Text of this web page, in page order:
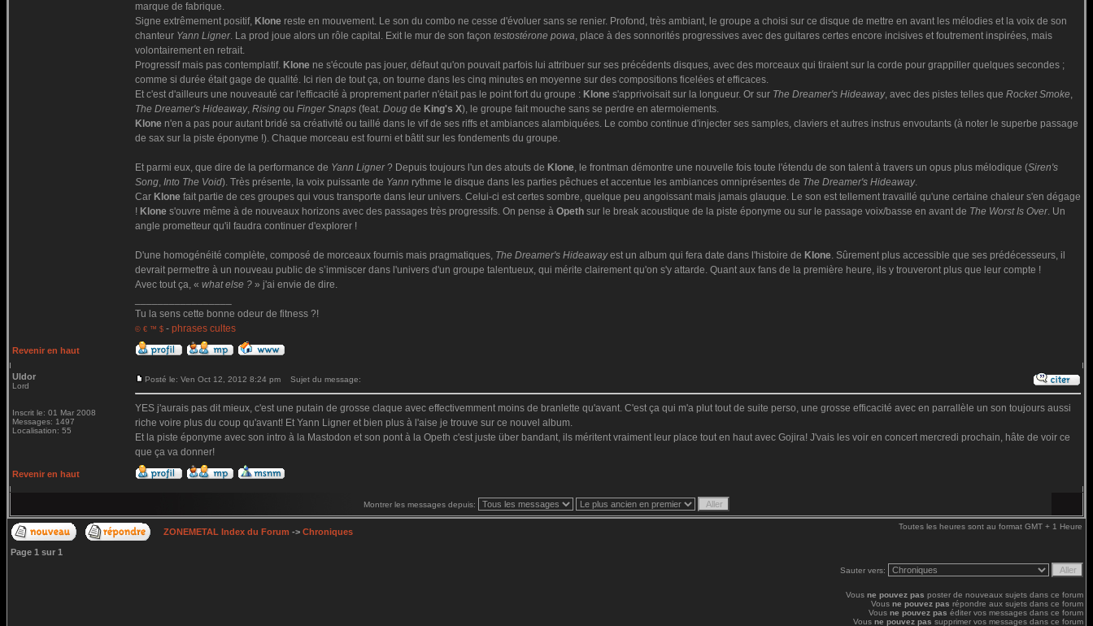
marque de fabrique.
Signe extrêmement positif, Klone reste en mouvement. Le son du combo ne cesse d'évoluer sans se renier. Profond, très ambiant, le groupe a choisi sur ce disque de mettre en avant les mélodies et la voix de son
chanteur Yann Ligner. La prod joue alors un rôle capital. Exit le mur de son façon testostérone powa, place à des sonnorités progressives avec des guitares certes encore incisives et foutrement inspirées, mais
volontairement en retrait.
Progressif mais pas contemplatif. Klone ne s'écoute pas jouer, défaut qu'on pouvait parfois lui attribuer sur ses précédents disques, avec des morceaux qui tiraient sur la corde pour grappiller quelques secondes ;
comme si durée était gage de qualité. Ici rien de tout ça, on tourne dans les cinq minutes en moyenne sur des compositions ficelées et efficaces.
Et c'est d'ailleurs une nouveauté car l'efficacité à proprement parler n'était pas le point fort du groupe : Klone s'apprivoisait sur la longueur. Or sur The Dreamer's Hideaway, avec des pistes telles que Rocket Smoke,
The Dreamer's Hideaway, Rising ou Finger Snaps (feat. Doug de King's X), le groupe fait mouche sans se perdre en atermoiements.
Klone n'en a pas pour autant bridé sa créativité ou taillé dans le vif de ses riffs et ambiances alambiquées. Le combo continue d'injecter ses samples, claviers et autres instrus envoutants (à noter le superbe passage
de sax sur la piste éponyme !). Chaque morceau est fourni et bâtit sur les fondements du groupe.
Et parmi eux, que dire de la performance de Yann Ligner? Depuis toujours l'un des atouts de Klone, le frontman démontre une nouvelle fois toute l'étendu de son talent à travers un opus plus mélodique (Siren's
Song, Into The Void). Très présente, la voix puissante de Yann rythme le disque dans les parties pêchues et accentue les ambiances omniprésentes de The Dreamer's Hideaway.
Car Klone fait partie de ces groupes qui vous transporte dans leur univers. Celui-ci est certes sombre, quelque peu angoissant mais jamais glauque. Le son est tellement travaillé qu'une certaine chaleur s'en dégage
! Klone s'ouvre même à de nouveaux horizons avec des passages très progressifs. On pense à Opeth sur le break acoustique de la piste éponyme ou sur le passage voix/basse en avant de The Worst Is Over. Un
angle prometteur qu'il faudra continuer d'explorer !
D'une homogénéité complète, composé de morceaux fournis mais pragmatiques, The Dreamer's Hideawayest un album qui fera date dans l'histoire de Klone. Sûrement plus accessible que ses prédécesseurs, il
devrait permettre à un nouveau public de s’immiscer dans l'univers d'un groupe talentueux, qui mérite clairement qu'on s'y attarde. Quant aux fans de la première heure, ils y trouveront plus que leur compte !
Avec tout ça, « what else ? » j'ai envie de dire.
Tu la sens cette bonne odeur de fitness ?!
© € ™ $ - phrases cultes
Revenir en haut
Uldor
Lord
Inscrit le: 01 Mar 2008
Messages: 1497
Localisation: 55
Posté le: Ven Oct 12, 2012 8:24 pm Sujet du message:
YES j'aurais pas dit mieux, c'est une putain de grosse claque avec effectivemment moins de branlette qu'avant. C'est ça qui m'a plut tout de suite perso, une grosse efficacité avec en parrallèle un son toujours aussi
riche voire plus du coup qu'avant! Et Yann Ligner et bien plus à l'aise je trouve sur ce nouvel album.
Et la piste éponyme avec son intro à la Mastodon et son pont à la Opeth c'est juste über bandant, ils méritent vraiment leur place tout en haut avec Gojira! J'vais les voir en concert mercredi prochain, hâte de voir ce
que ça va donner!
Revenir en haut
Montrer les messages depuis:
ZONEMETAL Index du Forum -> Chroniques
Toutes les heures sont au format GMT + 1 Heure
Page 1 sur 1
Sauter vers:
Vous ne pouvez pas poster de nouveaux sujets dans ce forum
Vous ne pouvez pas répondre aux sujets dans ce forum
Vous ne pouvez pas éditer vos messages dans ce forum
Vous ne pouvez pas supprimer vos messages dans ce forum